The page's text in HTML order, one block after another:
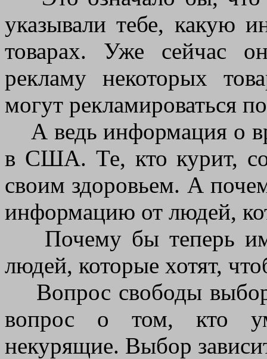
указывали тебе, какую
товарах. Уже сейчас
рекламу некоторых
могут рекламироваться
А ведь информация о
в США. Те, кто курит,
своим здоровьем. А
информацию от людей,
Почему бы теперь им
людей, которые хотят,
Вопрос свободы
вопрос о том, кто
некурящие. Выбор